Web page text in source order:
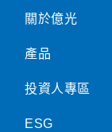
關於億光
產品
投資人專區
ESG